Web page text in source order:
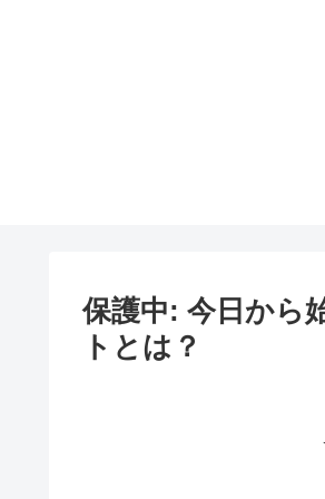
保護中: 今日から
トとは？